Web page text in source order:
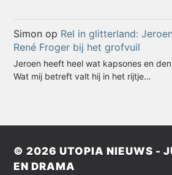
Simon op Rel in glitterland:
René Froger bij het grofvuil
Jeroen heeft heel wat kapsones en
Wat mij betreft valt hij in het rijtje…
© 2026UTOPIA NIEUWS -
EN DRAMA